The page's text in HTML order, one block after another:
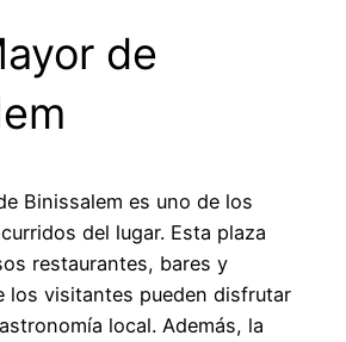
de
Binissalem es uno de los
del lugar. Esta plaza
restaurantes, bares y
los visitantes pueden disfrutar
local. Además, la